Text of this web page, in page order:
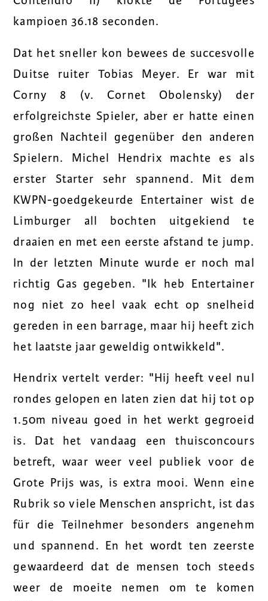
kampioen 36.18 seconden.
Dat het sneller kon bewees de succesvolle
Duitse ruiter Tobias Meyer. Er war mit
Corny 8 (v. Cornet Obolensky) der
erfolgreichste Spieler, aber er hatte einen
großen Nachteil gegenüber den anderen
Spielern. Michel Hendrix machte es als
erster Starter sehr spannend. Mit dem
KWPN-goedgekeurde Entertainer wist de
Limburger all bochten uitgekiend te
draaien en met een eerste afstand te jump.
In der letzten Minute wurde er noch mal
richtig Gas gegeben. "Ik heb Entertainer
nog niet zo heel vaak echt op snelheid
gereden in een barrage, maar hij heeft zich
het laatste jaar geweldig ontwikkeld".
Hendrix vertelt verder: "Hij heeft veel nul
rondes gelopen en laten zien dat hij tot op
1.50m niveau goed in het werkt gegroeid
is. Dat het vandaag een thuisconcours
betreft, waar weer veel publiek voor de
Grote Prijs was, is extra mooi. Wenn eine
Rubrik so viele Menschen anspricht, ist das
für die Teilnehmer besonders angenehm
und spannend. En het wordt ten zeerste
gewaardeerd dat de mensen toch steeds
weer de moeite nemen om te komen